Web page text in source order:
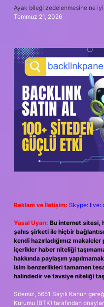
Ayak bileği zedelenmesine ne
Temmuz 21, 2026
Reklam ve İletişim: Skype:
Yasal Uyarı: Bu internet sitesi,
şahıs şirketi ile hiçbir
kendi hazırladığımız
içerikler haber niteliği
hakkında paylaşım
isim benzerlikleri tamamen
halindedir ve tavsiye niteliği
Sitemiz, 5651 Sayılı Kanun
Kurumu (BTK) tarafından